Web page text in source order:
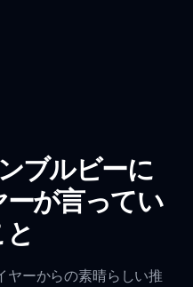
ブルビーに
が言ってい
ヤーからの素晴らしい推